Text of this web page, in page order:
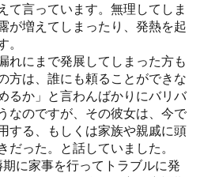
て言っています。無理してしま
が増えてしまったり、発熱を起
れにまで発展してしまった方も
方は、誰にも頼ることができな
るか」と言わんばかりにバリバ
なのですが、その彼女は、今で
する、もしくは家族や親戚に頭
だった。と話していました。
に家事を行ってトラブルに発